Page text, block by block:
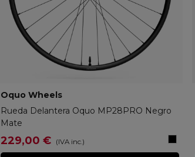
Oquo Wheels
Rueda Delantera Oquo MP28PRO Negro
Mate
229,00 € (IVA inc.)
Black